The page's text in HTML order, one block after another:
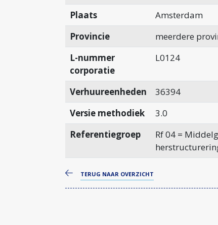
Plaats
Amsterdam
Provincie
meerdere
L-nummer
corporatie
L0124
Verhuureenheden
36394
Versie methodiek
3.0
Referentiegroep
Rf 04 =
TERUG NAAR OVERZICHT